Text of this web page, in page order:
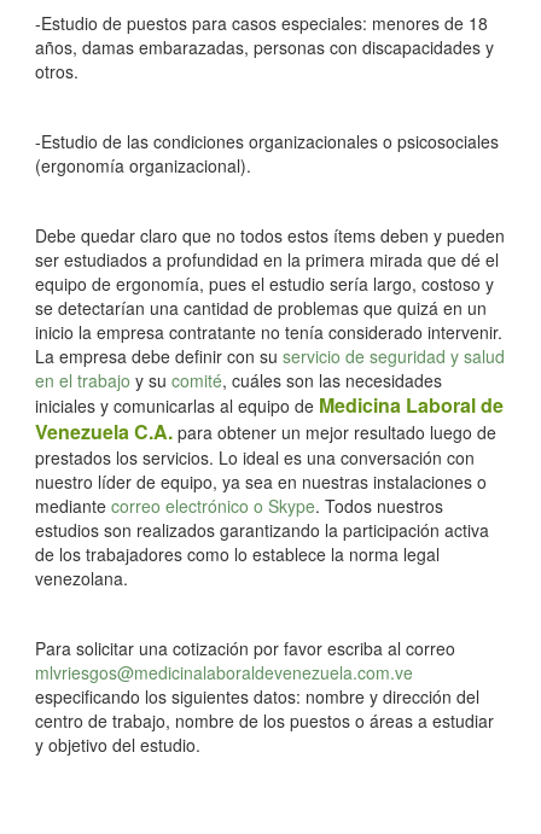
-Estudio de puestos para casos especiales: menores de 18
años, damas embarazadas, personas con discapacidades y
otros.
-Estudio de las condiciones organizacionales o psicosociales
(ergonomía organizacional).
Debe quedar claro que no todos estos ítems deben y pueden
ser estudiados a profundidad en la primera mirada que dé el
equipo de ergonomía, pues el estudio sería largo, costoso y
se detectarían una cantidad de problemas que quizá en un
inicio la empresa contratante no tenía considerado intervenir.
La empresa debe definir con su servicio de seguridad y salud
en el trabajo y su comité, cuáles son las necesidades
iniciales y comunicarlas al equipo de Medicina Laboral de
Venezuela C.A. para obtener un mejor resultado luego de
prestados los servicios. Lo ideal es una conversación con
nuestro líder de equipo, ya sea en nuestras instalaciones o
mediante correo electrónico o Skype. Todos nuestros
estudios son realizados garantizando la participación activa
de los trabajadores como lo establece la norma legal
venezolana.
Para solicitar una cotización por favor escriba al correo
mlvriesgos@medicinalaboraldevenezuela.com.ve
especificando los siguientes datos: nombre y dirección del
centro de trabajo, nombre de los puestos o áreas a estudiar
y objetivo del estudio.